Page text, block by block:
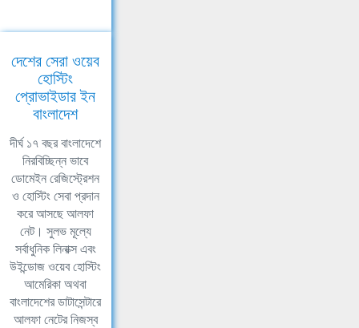
দেশের সেরা ওয়েব
হোস্টিং
প্রোভাইডার ইন
বাংলাদেশ
দীর্ঘ ১৭ বছর বাংলাদেশে
নিরবিচ্ছিন্ন ভাবে
ডোমেইন রেজিস্ট্রেশন
ও হোস্টিং সেবা প্রদান
করে আসছে আলফা
নেট। সুলভ মূল্যে
সর্বাধুনিক লিনাক্স এবং
উইন্ডোজ ওয়েব হোস্টিং
আমেরিকা অথবা
বাংলাদেশের ডাটাসেন্টারে
আলফা নেটের নিজস্ব